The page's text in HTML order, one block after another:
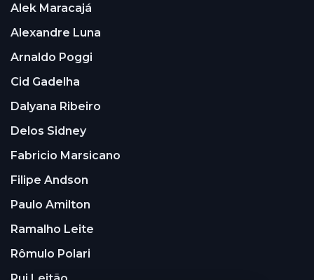
Alek Maracajá
Alexandre Luna
Arnaldo Poggi
Cid Gadelha
Dalyana Ribeiro
Delos Sidney
Fabricio Marsicano
Filipe Andson
Paulo Amilton
Ramalho Leite
Rômulo Polari